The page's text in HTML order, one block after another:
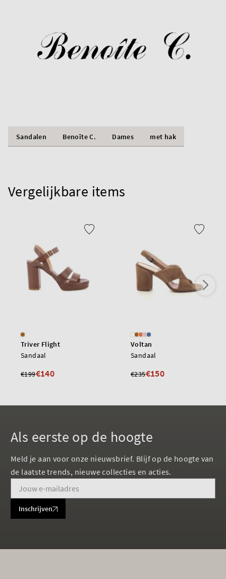
Sandalen Benoîte C. Dames met hak
Vergelijkbare items
Triver Flight
Sandaal
€199€140
Voltan
Sandaal
€235€150
Als eerste op de hoogte
Meld je aan voor onze nieuwsbrief. Blijf op de hoogte van
de laatste trends, nieuwe collecties en acties.
Inschrijven